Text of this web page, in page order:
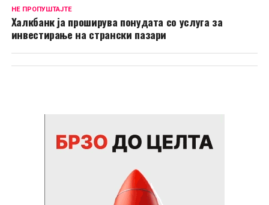
НЕ ПРОПУШТАЈТЕ
Халкбанк ја проширува понудата со услуга за
инвестирање на странски пазари